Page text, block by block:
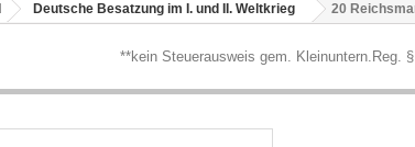
Deutsche Besatzung im I. und II. Weltkrieg 20
**kein Steuerausweis gem. Kleinuntern.Reg.